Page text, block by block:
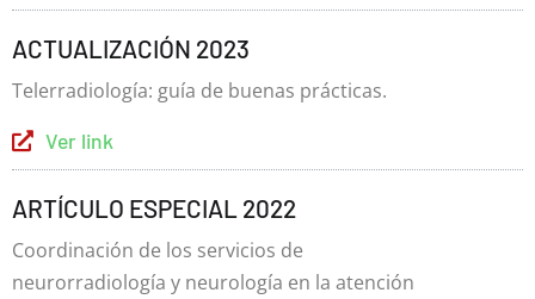
ACTUALIZACIÓN 2023
Telerradiología: guía de buenas prácticas.
Ver link
ARTÍCULO ESPECIAL 2022
Coordinación de los servicios de
neurorradiología y neurología en la atención